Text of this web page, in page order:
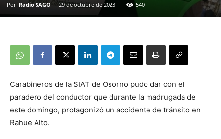
Por Radio SAGO - 29 de octubre de 2023 540
Carabineros de la SIAT de Osorno pudo dar con el
paradero del conductor que durante la madrugada de
este domingo, protagonizó un accidente de tránsito en
Rahue Alto.